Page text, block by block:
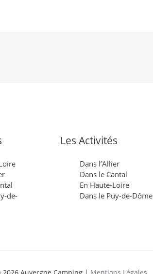
de-
Les Activités
Dans l’Allier
Dans le Cantal
En Haute-Loire
Dans le Puy-de-Dôme